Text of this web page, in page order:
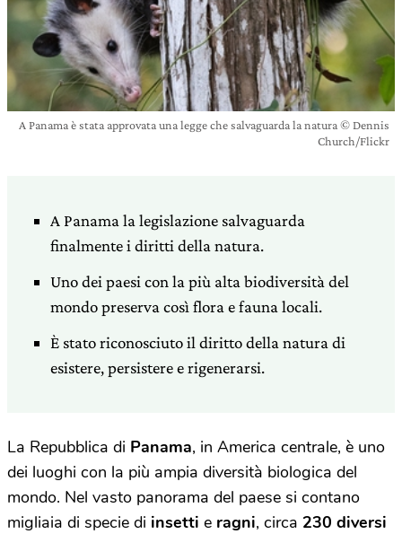
A Panama è stata approvata una legge che salvaguarda la natura © Dennis
Church/Flickr
A Panama la legislazione salvaguarda
finalmente i diritti della natura.
Uno dei paesi con la più alta biodiversità del
mondo preserva così flora e fauna locali.
È stato riconosciuto il diritto della natura di
esistere, persistere e rigenerarsi.
La Repubblica di Panama, in America centrale, è uno
dei luoghi con la più ampia diversità biologica del
mondo. Nel vasto panorama del paese si contano
migliaia di specie di insetti e ragni, circa 230 diversi